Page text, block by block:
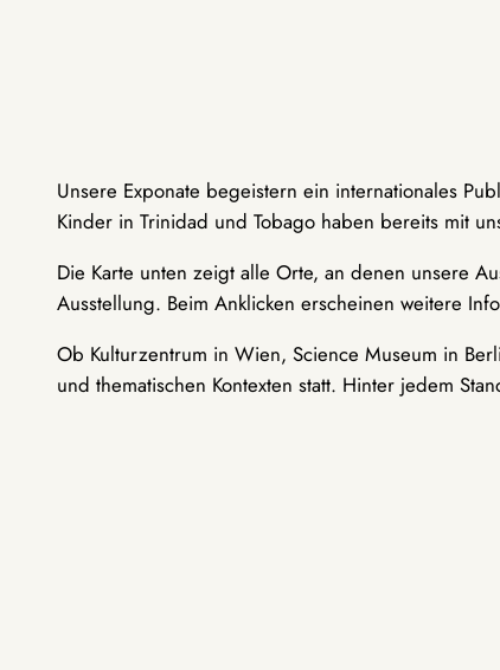
Unsere Exponate begeistern ein internationales
Kinder in Trinidad und Tobago haben bereits mit
Die Karte unten zeigt alle Orte, an denen unsere
Ausstellung. Beim Anklicken erscheinen weitere
Ob Kulturzentrum in Wien, Science Museum in
und thematischen Kontexten statt. Hinter jedem